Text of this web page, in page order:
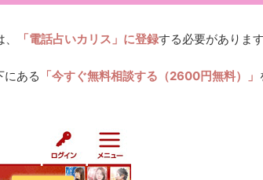
「電話占いカリス」に登録する必要があります
ある 「今すぐ無料相談する（2600円無料）」